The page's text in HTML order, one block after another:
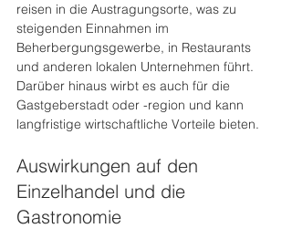
reisen in die Austragungsorte, was zu
steigenden Einnahmen im
Beherbergungsgewerbe, in Restaurants
und anderen lokalen Unternehmen führt.
Darüber hinaus wirbt es auch für die
Gastgeberstadt oder -region und kann
langfristige wirtschaftliche Vorteile bieten.
Auswirkungen auf den
Einzelhandel und die
Gastronomie